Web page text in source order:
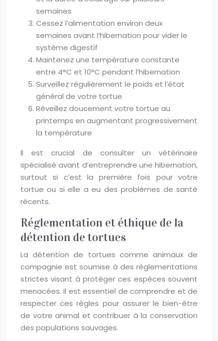
semaines
Cessez l’alimentation environ deux
semaines avant l’hibernation pour vider le
système digestif
Maintenez une température constante
entre 4°C et 10°C pendant l’hibernation
Surveillez régulièrement le poids et l’état
général de votre tortue
Réveillez doucement votre tortue au
printemps en augmentant progressivement
la température
Il est crucial de consulter un vétérinaire
spécialisé avant d’entreprendre une hibernation,
surtout si c’est la première fois pour votre
tortue ou si elle a eu des problèmes de santé
récents.
Réglementation et éthique de la
détention de tortues
La détention de tortues comme animaux de
compagnie est soumise à des réglementations
strictes visant à protéger ces espèces souvent
menacées. Il est essentiel de comprendre et de
respecter ces règles pour assurer le bien-être
de votre animal et contribuer à la conservation
des populations sauvages.